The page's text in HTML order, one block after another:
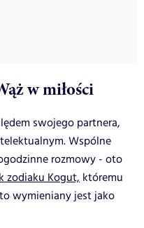
w miłości
swojego partnera,
Wspólne
rozmowy - oto
zodiaku Kogut, któremu
wymieniany jest jako